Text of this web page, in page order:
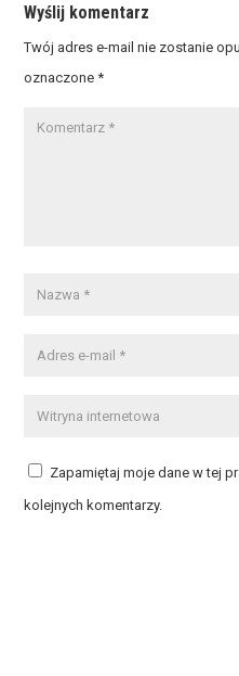
Wyślij komentarz
Twój adres e-mail nie zostanie
oznaczone*
Zapamiętaj moje dane w tej
kolejnych komentarzy.